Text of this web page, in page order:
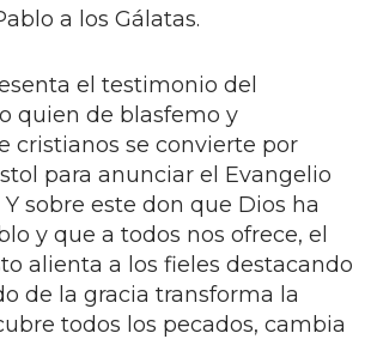
a los Gálatas.
el testimonio del
quien de blasfemo y
cristianos se convierte por
para anunciar el Evangelio
Y sobre este don que Dios ha
y que a todos nos ofrece, el
alienta a los fieles destacando
de la gracia transforma la
todos los pecados, cambia